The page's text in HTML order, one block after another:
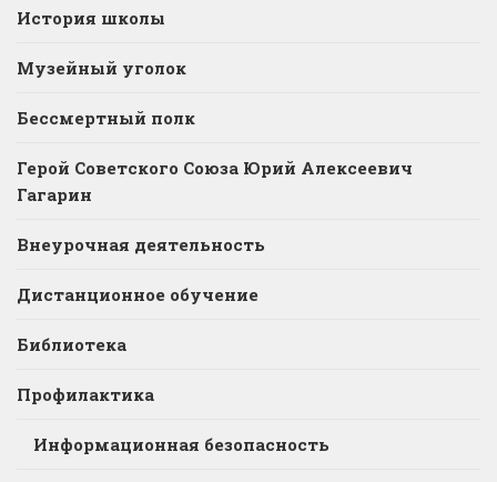
История школы
Музейный уголок
Бессмертный полк
Герой Советского Союза Юрий Алексеевич
Гагарин
Внеурочная деятельность
Дистанционное обучение
Библиотека
Профилактика
Информационная безопасность